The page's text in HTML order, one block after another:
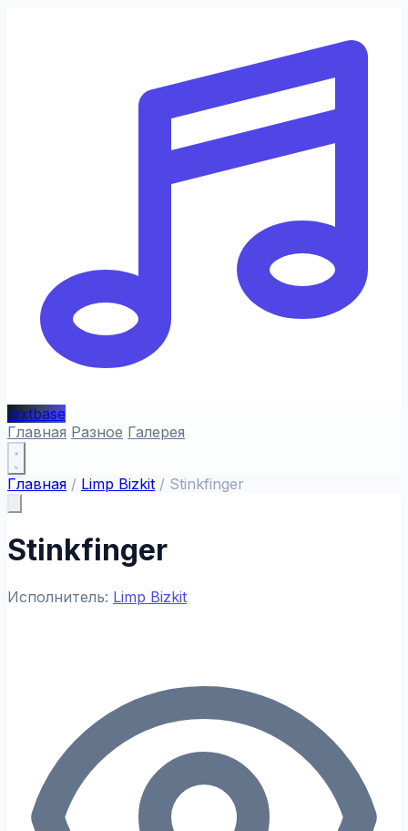
textbase
Главная Разное Галерея
Главная / Limp Bizkit / Stinkfinger
Stinkfinger
Исполнитель: Limp Bizkit